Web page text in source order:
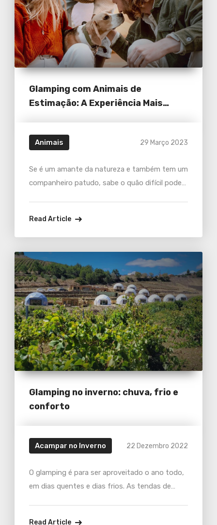
Glamping com Animais de
Estimação: A Experiência Mais
Animais 29 Março 2023
Se é um amante da natureza e também tem um
companheiro patudo, sabe o quão difícil pode
uma opção que combina o melhor dos dois
mundos: acampa
Read Article
Glamping no inverno: chuva, frio e
conforto
Acampar no Inverno 22 Dezembro 2022
O glamping é para ser aproveitado o ano todo,
em dias quentes e dias frios. As tendas de
Read Article